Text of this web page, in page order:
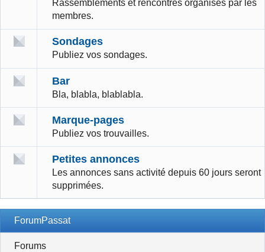
Rassemblements et rencontres organisés par les
membres.
Sondages
Publiez vos sondages.
Bar
Bla, blabla, blablabla.
Marque-pages
Publiez vos trouvailles.
Petites annonces
Les annonces sans activité depuis 60 jours seront
supprimées.
ForumPassat
Forums